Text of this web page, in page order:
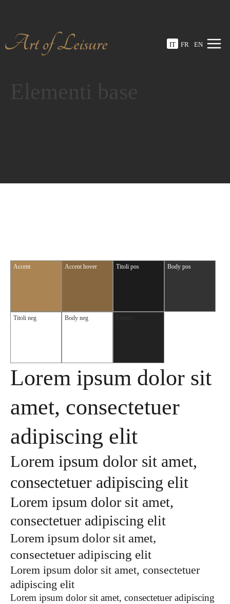
IT FR EN
Accent Accent hover Titoli pos Body pos
Titoli neg Body neg
Lorem ipsum dolor sit
amet, consectetuer
adipiscing elit
Lorem ipsum dolor sit amet,
consectetuer adipiscing elit
Lorem ipsum dolor sit amet,
consectetuer adipiscing elit
Lorem ipsum dolor sit amet,
consectetuer adipiscing elit
Lorem ipsum dolor sit amet, consectetuer
adipiscing elit
Lorem ipsum dolor sit amet, consectetuer adipiscing